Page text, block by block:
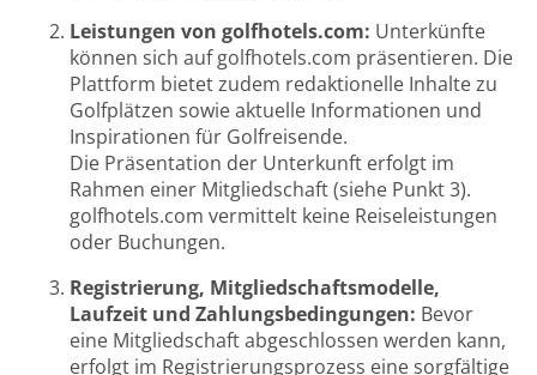
Leistungen von golfhotels.com: Unterkünfte
können sich auf golfhotels.com präsentieren. Die
Plattform bietet zudem redaktionelle Inhalte zu
Golfplätzen sowie aktuelle Informationen und
Inspirationen für Golfreisende.
Die Präsentation der Unterkunft erfolgt im
Rahmen einer Mitgliedschaft (siehe Punkt 3).
golfhotels.com vermittelt keine Reiseleistungen
oder Buchungen.
Registrierung, Mitgliedschaftsmodelle,
Laufzeit und Zahlungsbedingungen: Bevor
eine Mitgliedschaft abgeschlossen werden kann,
erfolgt im Registrierungsprozess eine sorgfältige